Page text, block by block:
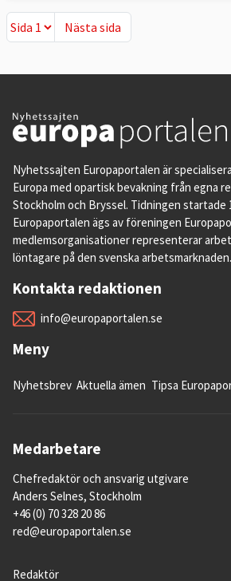
Nästa sida
Nästa sida
Nyhetssajten Europaportalen är
Europa med opartisk bevakning från egna
Stockholm och Bryssel. Tidningen startade
Europaportalen ägs av föreningen
medlemsorganisationer representerar
löntagare på den svenska arbetsmarknaden.
Kontakta redaktionen
info@europaportalen.se
Meny
Nyhetsbrev Aktuella ämen Tipsa
Medarbetare
Chefredaktör och ansvarig utgivare
Anders Selnes, Stockholm
+46 (0) 70 328 20 86
red@europaportalen.se
Redaktör